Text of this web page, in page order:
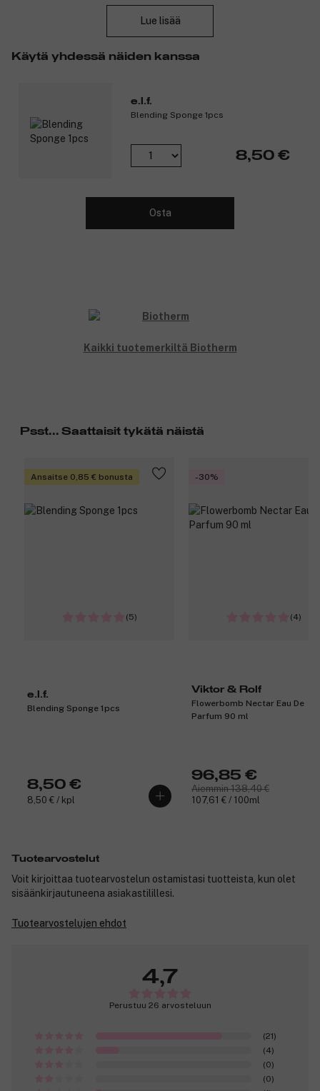
Lue lisää
Käytä yhdessä näiden kanssa
e.l.f.
Blending Sponge 1pcs
8,50 €
Osta
Kaikki tuotemerkiltä Biotherm
Psst... Saattaisit tykätä näistä
Ansaitse 0,85 € bonusta
(5)
e.l.f.
Blending Sponge 1pcs
8,50 €
8,50 € / kpl
-30%
(4)
Viktor & Rolf
Flowerbomb Nectar Eau De
Parfum 90 ml
96,85 €
Aiemmin 138,40 €
107,61 € / 100ml
Tuotearvostelut
Voit kirjoittaa tuotearvostelun ostamistasi tuotteista, kun olet
sisäänkirjautuneena asiakastilillesi.
Tuotearvostelujen ehdot
4,7
Perustuu 26 arvosteluun
(21)
(4)
(0)
(0)